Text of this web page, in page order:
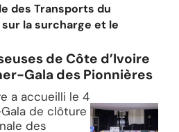
des Transports du
la surcharge et le
de Côte d’Ivoire
Gala des Pionnières
a accueilli le 4
de clôture
des